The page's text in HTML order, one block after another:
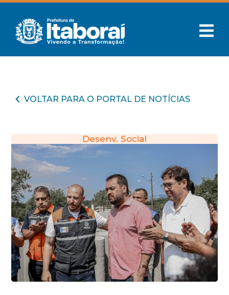
VOLTAR PARA O PORTAL DE NOTÍCIAS
Desenv. Social